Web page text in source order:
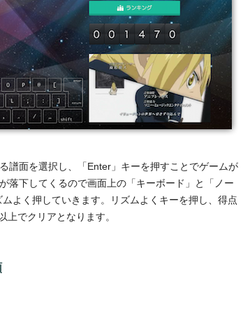
譜面を選択し、「Enter」キーを押すことでゲームが
落下してくるので画面上の「キーボード」と「ノー
よく押していきます。リズムよくキーを押し、得点
でクリアとなります。